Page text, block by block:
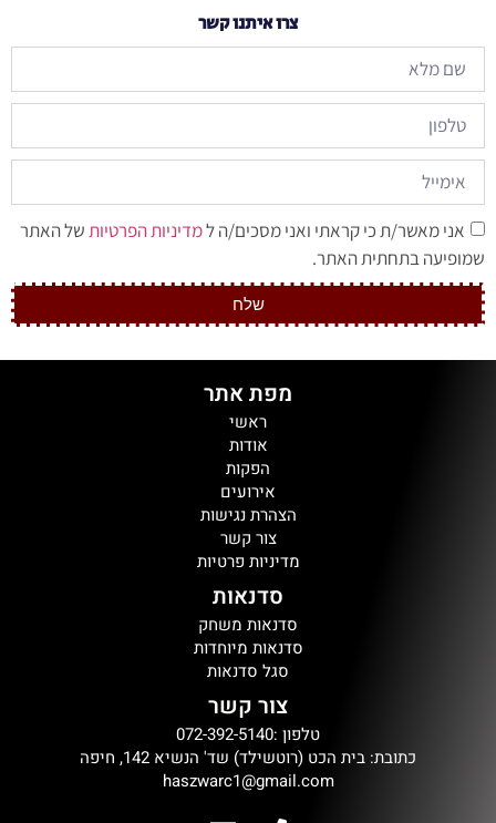
צרו איתנו קשר
אני מאשר/ת כי קראתי ואני מסכים/ה למדיניות הפרטיותשל האתר
שמופיעה בתחתית האתר.
שלח
מפת אתר
ראשי
אודות
הפקות
אירועים
הצהרת נגישות
צור קשר
מדיניות פרטיות
סדנאות
סדנאות משחק
סדנאות מיוחדות
סגל סדנאות
צור קשר
טלפון :072-392-5140
כתובת: בית הכט (רוטשילד) שד' הנשיא 142, חיפה
haszwarc1@gmail.com